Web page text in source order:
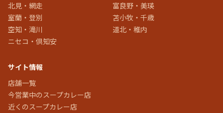
北見・網走
富良野・美瑛
室蘭・登別
苫小牧・千歳
空知・滝川
道北・稚内
ニセコ・倶知安
サイト情報
店舗一覧
今営業中のスープカレー店
近くのスープカレー店